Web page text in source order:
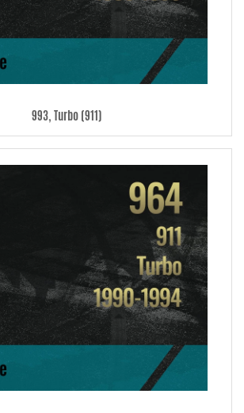
993, Turbo (911)